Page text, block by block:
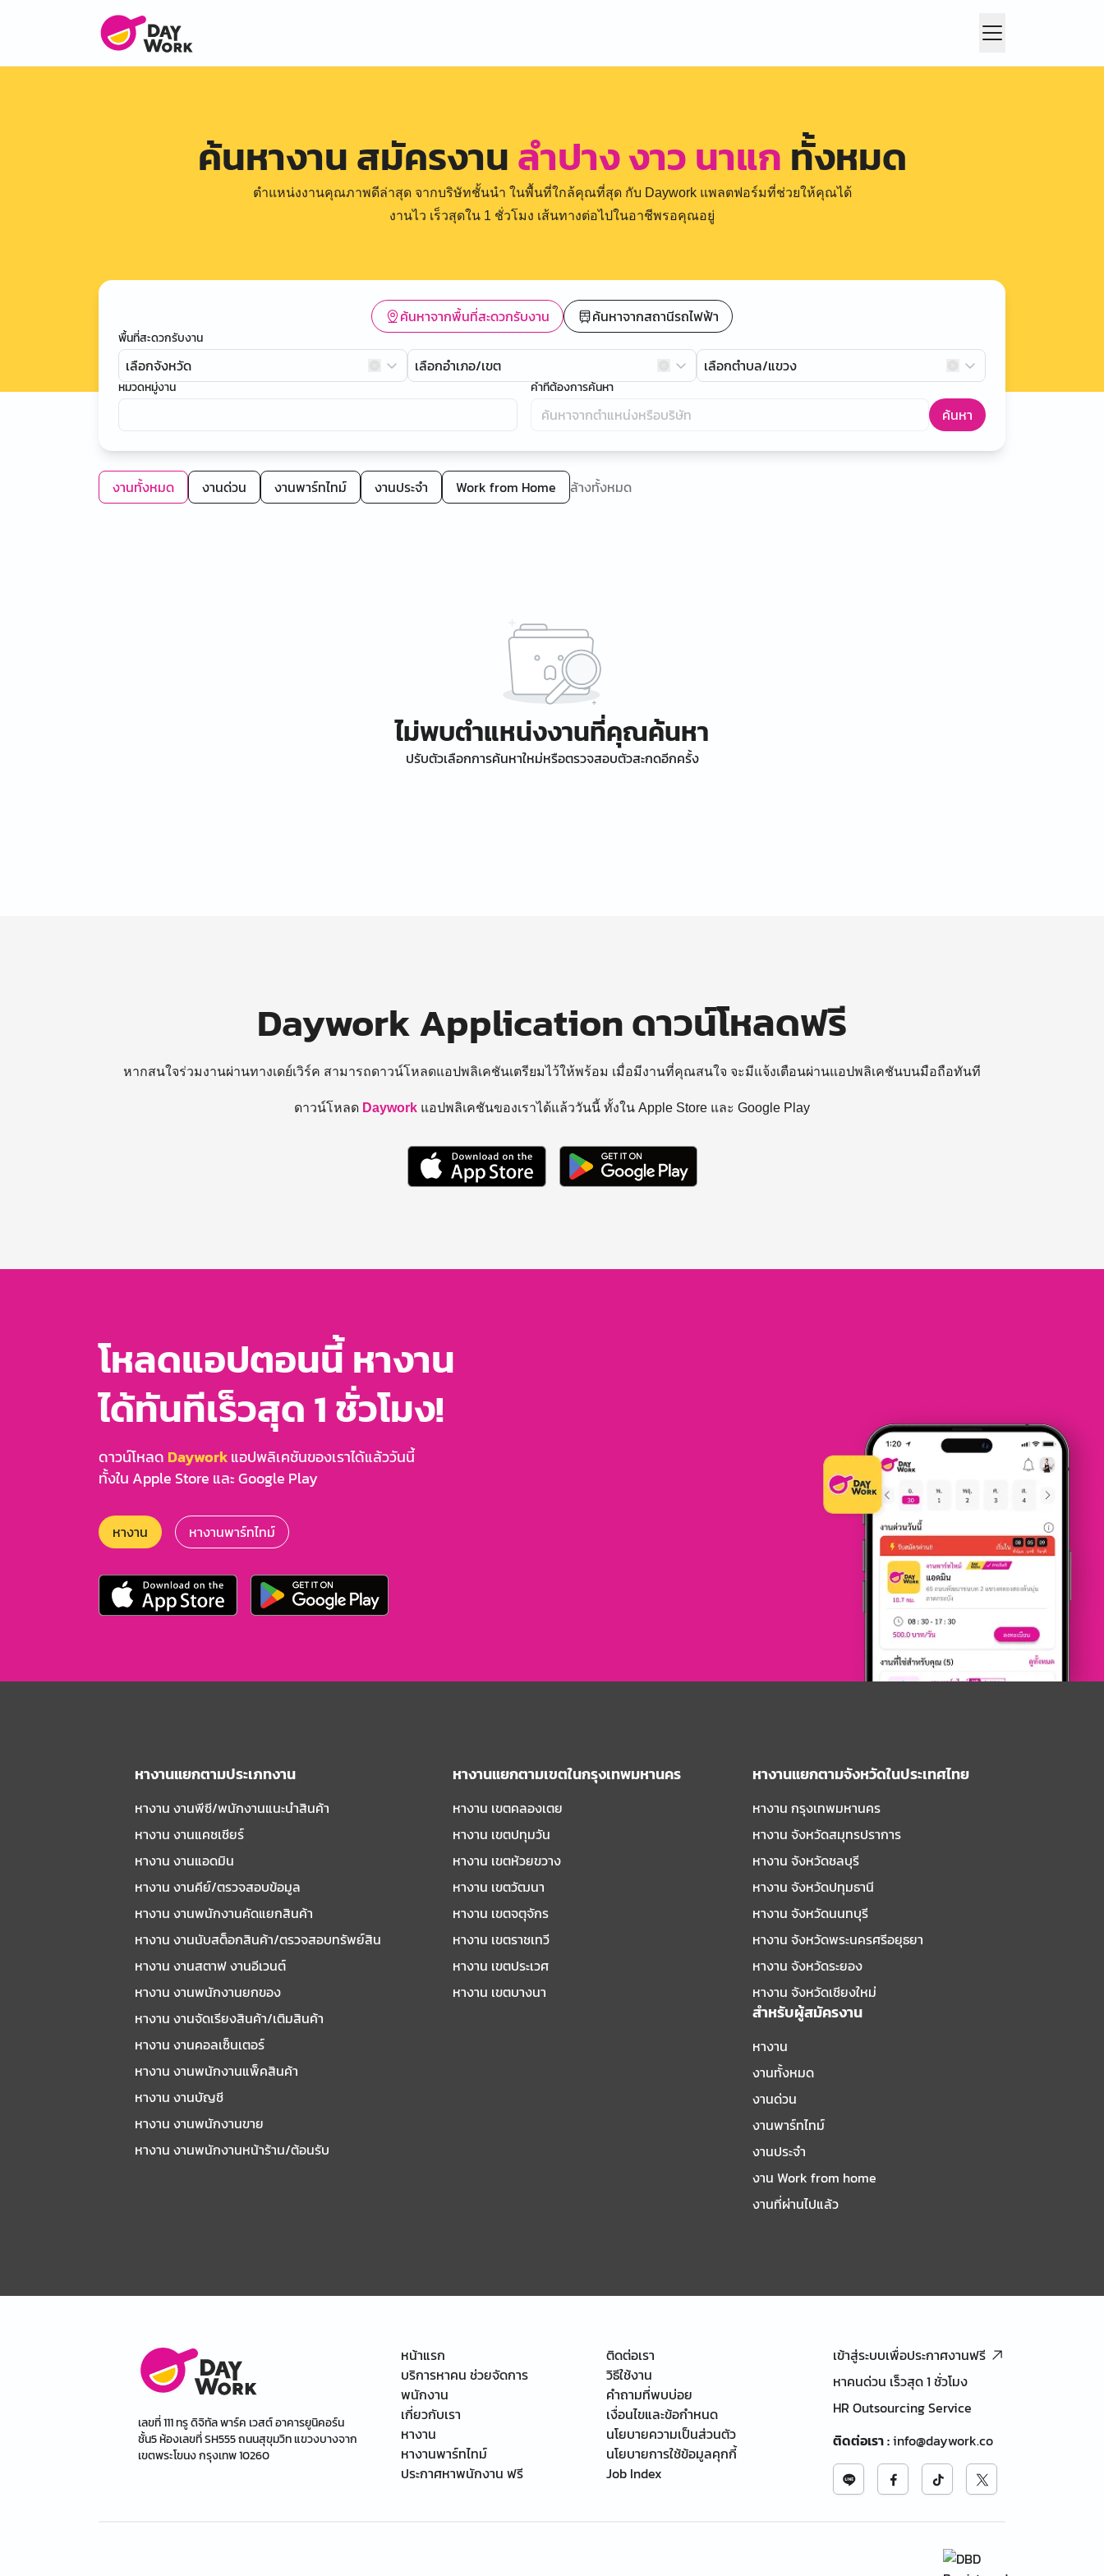
ค้นหางาน สมัครงานลำปาง งาว นาแก ทั้งหมด
ตำแหน่งงานคุณภาพดีล่าสุด จากบริษัทชั้นนำ ในพื้นที่ใกล้คุณที่สุด กับ Daywork แพลตฟอร์มที่ช่วยให้คุณได้
งานไว เร็วสุดใน 1 ชั่วโมง เส้นทางต่อไปในอาชีพรอคุณอยู่
ค้นหาจากพื้นที่สะดวกรับงาน ค้นหาจากสถานีรถไฟฟ้า
พื้นที่สะดวกรับงาน
เลือกจังหวัด เลือกอำเภอ/เขต เลือกตำบล/แขวง
หมวดหมู่งาน คำที่ต้องการค้นหา
ค้นหา
งานทั้งหมด งานด่วน งานพาร์ทไทม์ งานประจำ Work from Home ล้างทั้งหมด
ไม่พบตำแหน่งงานที่คุณค้นหา
ปรับตัวเลือกการค้นหาใหม่หรือตรวจสอบตัวสะกดอีกครั้ง
Daywork Application ดาวน์โหลดฟรี
หากสนใจร่วมงานผ่านทางเดย์เวิร์ค สามารถดาวน์โหลดแอปพลิเคชันเตรียมไว้ให้พร้อม เมื่อมีงานที่คุณสนใจ จะมีแจ้งเตือนผ่านแอปพลิเคชันบนมือถือทันที
ดาวน์โหลด Daywork แอปพลิเคชันของเราได้แล้ววันนี้ ทั้งใน Apple Store และ Google Play
โหลดแอปตอนนี้ หางาน
ได้ทันทีเร็วสุด 1 ชั่วโมง!
ดาวน์โหลด Dayworkแอปพลิเคชันของเราได้แล้ววันนี้
ทั้งใน Apple Store และ Google Play
หางาน หางานพาร์ทไทม์
หางานแยกตามประเภทงาน
หางาน งานพีซี/พนักงานแนะนําสินค้า
หางาน งานแคชเชียร์
หางาน งานแอดมิน
หางาน งานคีย์/ตรวจสอบข้อมูล
หางาน งานพนักงานคัดแยกสินค้า
หางาน งานนับสต็อกสินค้า/ตรวจสอบทรัพย์สิน
หางาน งานสตาฟ งานอีเวนต์
หางาน งานพนักงานยกของ
หางาน งานจัดเรียงสินค้า/เติมสินค้า
หางาน งานคอลเซ็นเตอร์
หางาน งานพนักงานแพ็คสินค้า
หางาน งานบัญชี
หางาน งานพนักงานขาย
หางาน งานพนักงานหน้าร้าน/ต้อนรับ
หางานแยกตามเขตในกรุงเทพมหานคร
หางาน เขตคลองเตย
หางาน เขตปทุมวัน
หางาน เขตห้วยขวาง
หางาน เขตวัฒนา
หางาน เขตจตุจักร
หางาน เขตราชเทวี
หางาน เขตประเวศ
หางาน เขตบางนา
หางานแยกตามจังหวัดในประเทศไทย
หางาน กรุงเทพมหานคร
หางาน จังหวัดสมุทรปราการ
หางาน จังหวัดชลบุรี
หางาน จังหวัดปทุมธานี
หางาน จังหวัดนนทบุรี
หางาน จังหวัดพระนครศรีอยุธยา
หางาน จังหวัดระยอง
หางาน จังหวัดเชียงใหม่
สำหรับผู้สมัครงาน
หางาน
งานทั้งหมด
งานด่วน
งานพาร์ทไทม์
งานประจำ
งาน Work from home
งานที่ผ่านไปแล้ว
เลขที่ 111 ทรู ดิจิทัล พาร์ค เวสต์ อาคารยูนิคอร์น
ชั้น5 ห้องเลขที่ SH555 ถนนสุขุมวิท แขวงบางจาก
เขตพระโขนง กรุงเทพ 10260
หน้าแรก
บริการหาคน ช่วยจัดการ
พนักงาน
เกี่ยวกับเรา
หางาน
หางานพาร์ทไทม์
ประกาศหาพนักงาน ฟรี
ติดต่อเรา
วิธีใช้งาน
คำถามที่พบบ่อย
เงื่อนไขและข้อกำหนด
นโยบายความเป็นส่วนตัว
นโยบายการใช้ข้อมูลคุกกี้
Job Index
เข้าสู่ระบบเพื่อประกาศงานฟรี
หาคนด่วน เร็วสุด 1 ชั่วโมง
HR Outsourcing Service
ติดต่อเรา:info@daywork.co